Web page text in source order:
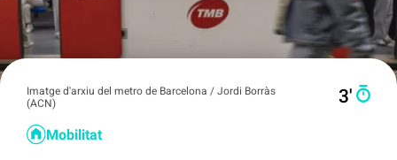
Imatge d'arxiu del metro de Barcelona / Jordi Borràs
(ACN)
3′
Mobilitat